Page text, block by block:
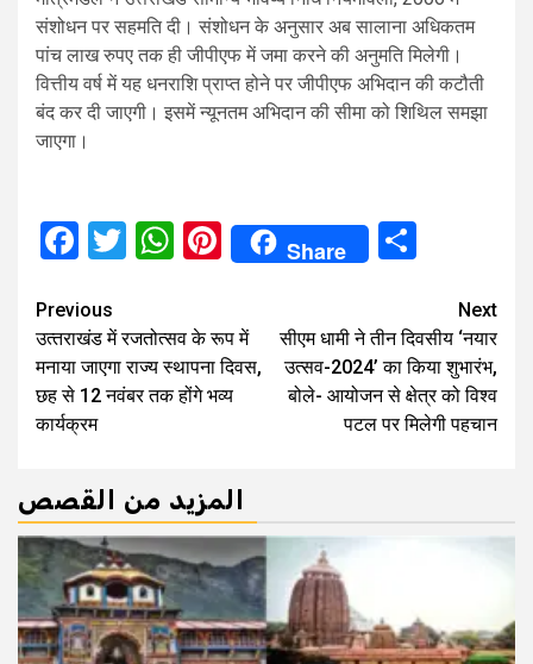
संशोधन पर सहमति दी। संशोधन के अनुसार अब सालाना अधिकतम
पांच लाख रुपए तक ही जीपीएफ में जमा करने की अनुमति मिलेगी।
वित्तीय वर्ष में यह धनराशि प्राप्त होने पर जीपीएफ अभिदान की कटौती
बंद कर दी जाएगी। इसमें न्यूनतम अभिदान की सीमा को शिथिल समझा
जाएगा।
Facebook
TwitterWhatsApp
Pinterest
Share
Continue
Reading
Previous
उत्‍तराखंड में रजतोत्सव के रूप में
मनाया जाएगा राज्य स्थापना दिवस,
छह से 12 नवंबर तक होंगे भव्‍य
कार्यक्रम
Next
सीएम धामी ने तीन दिवसीय ‘नयार
उत्सव-2024’ का किया शुभारंभ,
बोले- आयोजन से क्षेत्र को विश्व
पटल पर मिलेगी पहचान
المزيد من القصص